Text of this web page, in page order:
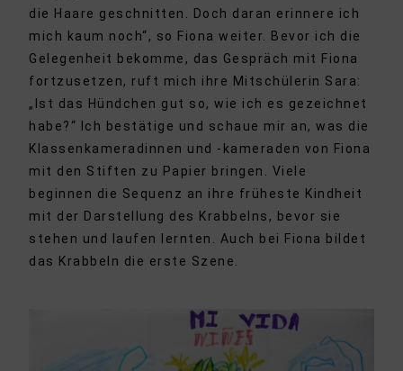
die Haare geschnitten. Doch daran erinnere ich
mich kaum noch“, so Fiona weiter. Bevor ich die
Gelegenheit bekomme, das Gespräch mit Fiona
fortzusetzen, ruft mich ihre Mitschülerin Sara:
„Ist das Hündchen gut so, wie ich es gezeichnet
habe?“ Ich bestätige und schaue mir an, was die
Klassenkameradinnen und -kameraden von Fiona
mit den Stiften zu Papier bringen. Viele
beginnen die Sequenz an ihre früheste Kindheit
mit der Darstellung des Krabbelns, bevor sie
stehen und laufen lernten. Auch bei Fiona bildet
das Krabbeln die erste Szene.